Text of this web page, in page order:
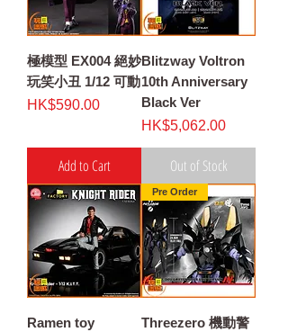
極模型 EX004 絕妙
玩笑小丑 1/12 可動
Price
HK$590.00
Add to Cart
Blitzway Voltron
10th Anniversary
Black Ver
Price
HK$5,062.00
Out of Stock
Ramen toy
Pre Order
Threezero 機動警